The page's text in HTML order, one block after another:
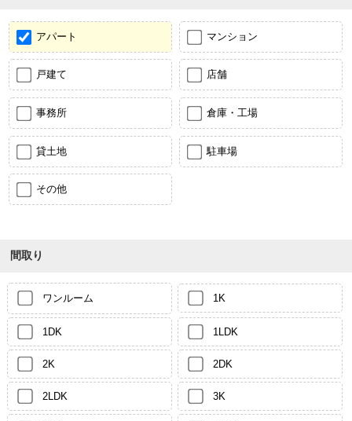
アパート マンション
戸建て 店舗
事務所 倉庫・工場
貸土地 駐車場
その他
間取り
ワンルーム 1K
1DK 1LDK
2K 2DK
2LDK 3K